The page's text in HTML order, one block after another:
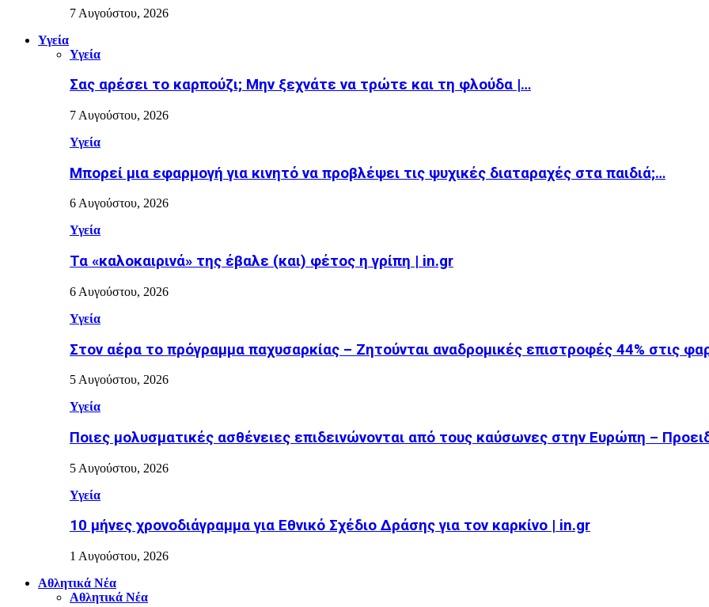
7 Αυγούστου, 2026
Υγεία
Υγεία
Σας αρέσει το καρπούζι; Μην ξεχνάτε να τρώτε και τη φλούδα |…
7 Αυγούστου, 2026
Υγεία
Μπορεί μια εφαρμογή για κινητό να προβλέψει τις ψυχικές διαταραχές στα παιδιά;…
6 Αυγούστου, 2026
Υγεία
Τα «καλοκαιρινά» της έβαλε (και) φέτος η γρίπη | in.gr
6 Αυγούστου, 2026
Υγεία
Στον αέρα το πρόγραμμα παχυσαρκίας – Ζητούνται αναδρομικές επιστροφές 44% στις
5 Αυγούστου, 2026
Υγεία
Ποιες μολυσματικές ασθένειες επιδεινώνονται από τους καύσωνες στην Ευρώπη –
5 Αυγούστου, 2026
Υγεία
10 μήνες χρονοδιάγραμμα για Εθνικό Σχέδιο Δράσης για τον καρκίνο | in.gr
1 Αυγούστου, 2026
Αθλητικά Νέα
Αθλητικά Νέα